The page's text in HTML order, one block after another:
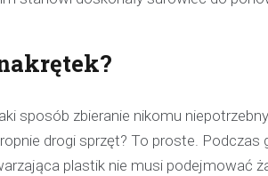
sposób zbieranie nikomu
drogi sprzęt? To proste.
plastik nie musi podejmować